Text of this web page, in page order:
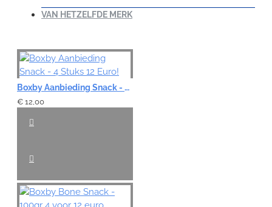
VAN HETZELFDE MERK
Boxby Aanbieding Snack - 4 Stuks 12 Euro!
€ 12,00